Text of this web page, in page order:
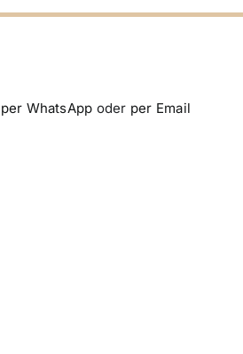
per WhatsApp oder per Email